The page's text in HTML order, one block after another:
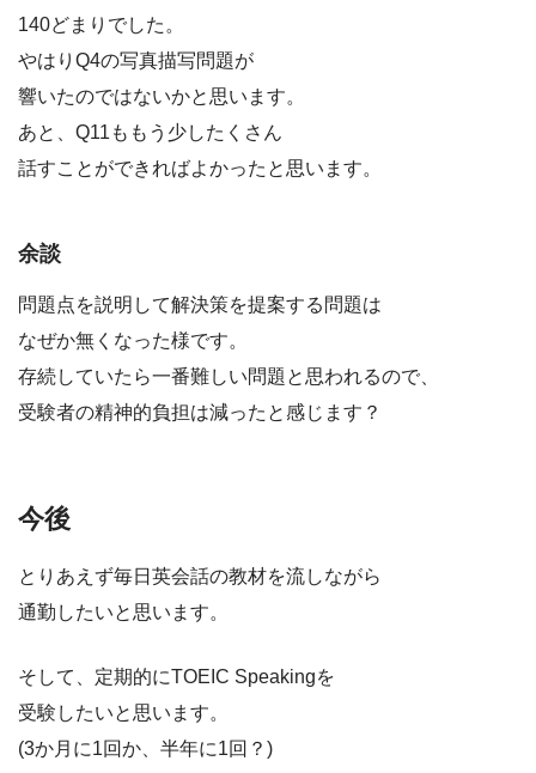
140どまりでした。
やはりQ4の写真描写問題が
響いたのではないかと思います。
あと、Q11ももう少したくさん
話すことができればよかったと思います。
余談
問題点を説明して解決策を提案する問題は
なぜか無くなった様です。
存続していたら一番難しい問題と思われるので、
受験者の精神的負担は減ったと感じます？
今後
とりあえず毎日英会話の教材を流しながら
通勤したいと思います。
そして、定期的にTOEIC Speakingを
受験したいと思います。
(3か月に1回か、半年に1回？)